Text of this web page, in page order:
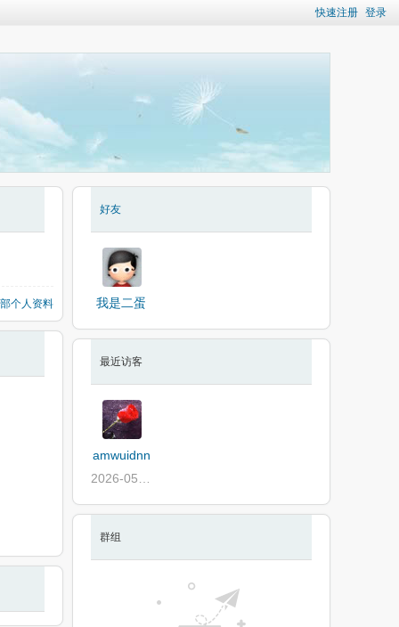
快速注册 登录
个人资料
好友
我是二蛋
最近访客
amwuidnn
群组